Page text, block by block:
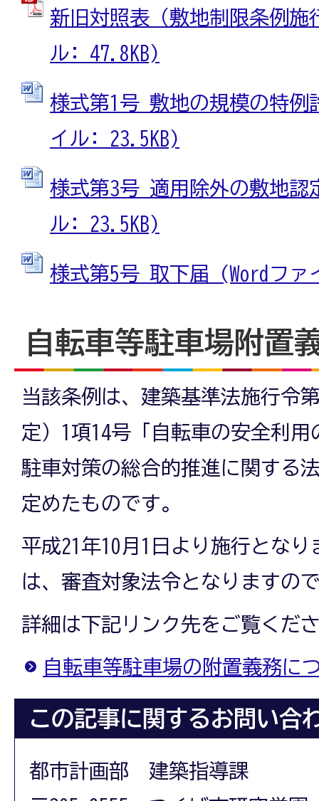
新旧対照表（敷地制限条例施
ル: 47.8KB)
様式第1号 敷地の規模の特例
イル: 23.5KB)
様式第3号 適用除外の敷地認
ル: 23.5KB)
様式第5号 取下届 (Wordファ
自転車等駐車場附置
当該条例は、建築基準法施行令
定）1項14号「自転車の安全利
駐車対策の総合的推進に関する
定めたものです。
平成21年10月1日より施行とな
は、審査対象法令となりますの
詳細は下記リンク先をご覧くだ
自転車等駐車場の附置義務に
この記事に関するお問い合
都市計画部 建築指導課